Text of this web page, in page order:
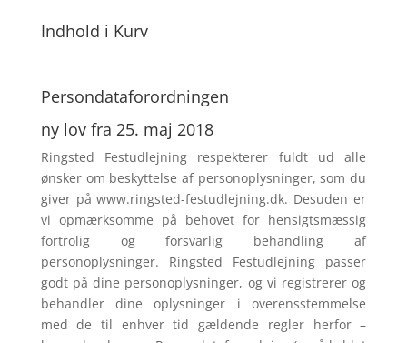
Indhold i Kurv
Persondata­forordningen
ny lov fra 25. maj 2018
Ringsted Festudlejning respek­terer fuldt ud alle
ønsker om beskyttelse af personoplysninger, som du
giver på www.ringsted-festudlejning.dk. Desuden er
vi opmærksomme på behovet for hensigtsmæssig
fortrolig og forsvarlig behandling af
personoplysninger. Ringsted Festudlejning passer
godt på dine personoplysninger, og vi registrerer og
behandler dine oplysninger i overensstemmelse
med de til enhver tid gældende regler herfor –